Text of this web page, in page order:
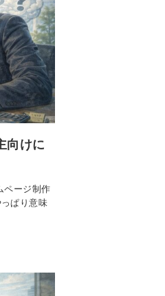
向けに
ページ制作
ぱり意味